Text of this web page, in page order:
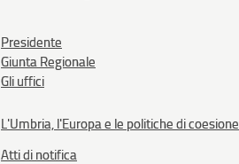
Presidente
Giunta Regionale
Gli uffici
L'Umbria, l'Europa e le politiche di coesione
Atti di notifica